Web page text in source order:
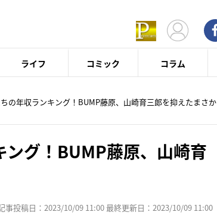
ライフ コミック コラム
の年収ランキング！BUMP藤原、山崎育三郎を抑えたまさか
ング！BUMP藤原、山崎育
事投稿日：2023/10/09 11:00 最終更新日：2023/10/09 11:00